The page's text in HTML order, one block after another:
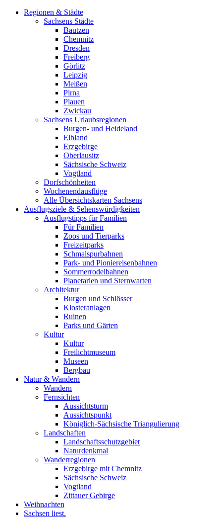
Regionen & Städte
Sachsens Städte
Bautzen
Chemnitz
Dresden
Freiberg
Görlitz
Leipzig
Meißen
Pirna
Plauen
Zwickau
Sachsens Urlaubsregionen
Burgen- und Heideland
Elbland
Erzgebirge
Oberlausitz
Sächsische Schweiz
Vogtland
Dorfschönheiten
Wochenendausflüge
Alle Übersichtskarten Sachsens
Ausflugsziele & Sehenswürdigkeiten
Ausflugstipps für Familien
Für Familien
Zoos und Tierparks
Freizeitparks
Schmalspurbahnen
Park- und Pioniereisenbahnen
Sommerrodelbahnen
Planetarien und Sternwarten
Architektur
Burgen und Schlösser
Klosteranlagen
Ruinen
Parks und Gärten
Kultur
Kultur
Freilichtmuseum
Museen
Bergbau
Natur & Wandern
Wandern
Fernsichten
Aussichtsturm
Aussichtspunkt
Königlich-Sächsische Triangulierung
Landschaften
Landschaftsschutzgebiet
Naturdenkmal
Wanderregionen
Erzgebirge mit Chemnitz
Sächsische Schweiz
Vogtland
Zittauer Gebirge
Weihnachten
Sachsen liest.